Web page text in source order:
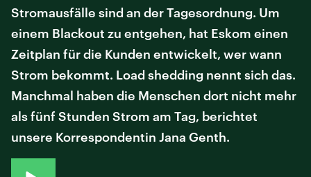
Stromausfälle sind an der Tagesordnung. Um
einem Blackout zu entgehen, hat Eskom einen
Zeitplan für die Kunden entwickelt, wer wann
Strom bekommt. Load shedding nennt sich das.
Manchmal haben die Menschen dort nicht mehr
als fünf Stunden Strom am Tag, berichtet
unsere Korrespondentin Jana Genth.